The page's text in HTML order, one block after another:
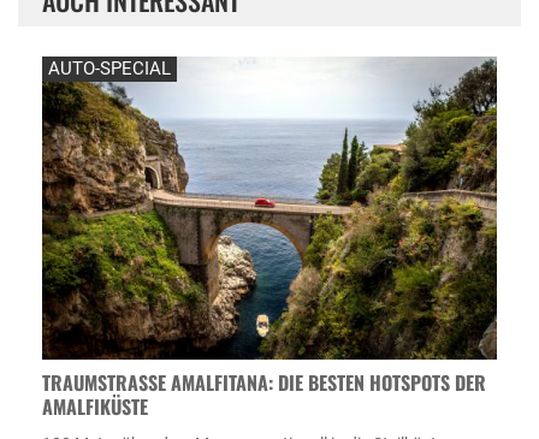
AUTO-SPECIAL
TRAUMSTRASSE AMALFITANA: DIE BESTEN HOTSPOTS DER A
MALFIKÜSTE